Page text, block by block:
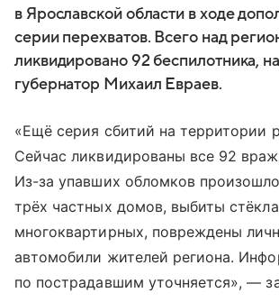
в Ярославской области в ходе
серии перехватов. Всего над
ликвидировано 92 беспилотника,
губернатор Михаил Евраев.
«Ещё серия сбитий на территории
Сейчас ликвидированы все 92
Из-за упавших обломков
трёх частных домов, выбиты
многоквартирных, повреждены
автомобили жителей региона.
по пострадавшим уточняется», —